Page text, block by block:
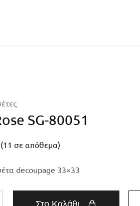
SG-80051
(11 σε απόθεμα)
decoupage 33×33